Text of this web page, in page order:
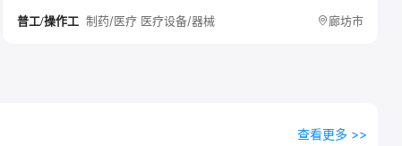
普工/操作工 制药/医疗 医疗设备/器械 廊坊市
查看更多 >>